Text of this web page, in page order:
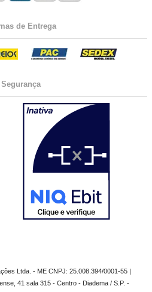
de Entrega
Segurança
Ltda. - ME CNPJ: 25.008.394/0001-55 |
41 sala 315 - Centro - Diadema / S.P. -